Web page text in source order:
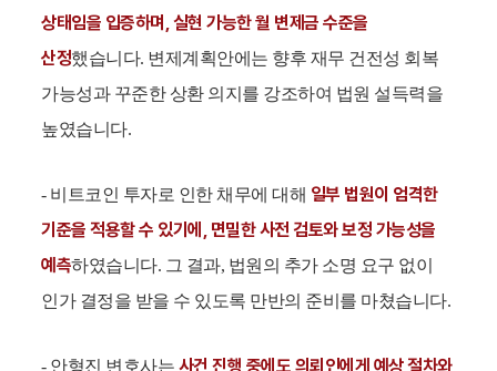
상태임을 입증하며, 실현 가능한 월 변제금 수준을
산정했습니다. 변제계획안에는 향후 재무 건전성 회복
가능성과 꾸준한 상환 의지를 강조하여 법원 설득력을
높였습니다.
- 비트코인 투자로 인한 채무에 대해 일부 법원이 엄격한
기준을 적용할 수 있기에, 면밀한 사전 검토와 보정 가능성을
예측하였습니다. 그 결과, 법원의 추가 소명 요구 없이
인가 결정을 받을 수 있도록 만반의 준비를 마쳤습니다.
- 안형진 변호사는 사건 진행 중에도 의뢰인에게 예상 절차와